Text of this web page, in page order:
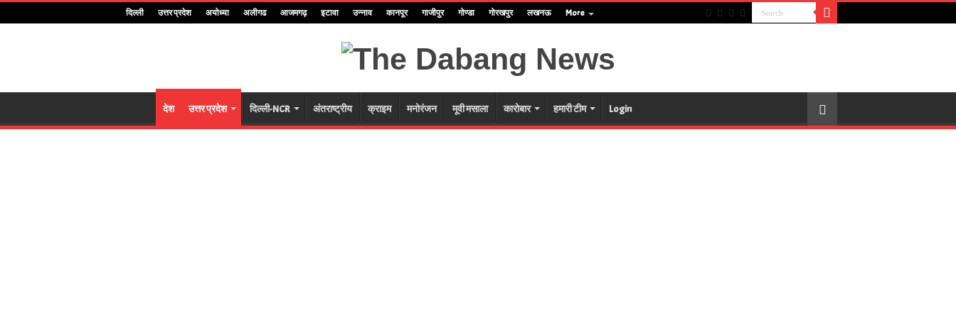
दिल्ली उत्तर प्रदेश अयोध्या अलीगढ आजमगढ़ इटावा उन्नाव कानपूर गाजीपुर गोण्डा गोरखपुर लखनऊ More
देश उत्तर प्रदेश दिल्ली-NCR अंतराष्ट्रीय क्राइम मनोरंजन मूवी मसाला कारोबार हमारी टीम Login